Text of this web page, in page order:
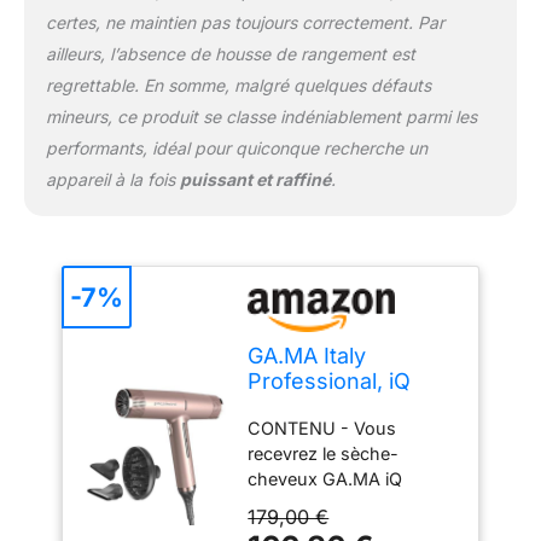
les réglages favoris.
GA.MA ITALY
PROFESSIONAL -
Fondée en 1969 par
Mario Gardini près de
synonyme d'innovation.
Elle a révolutionné la
monde, s'imposant
comme une référence
dans l'industrie de la
beauté.
certes, ne maintien pas toujours correctement. Par
ailleurs, l’absence de housse de rangement est
regrettable. En somme, malgré quelques défauts
mineurs, ce produit se classe indéniablement parmi les
performants, idéal pour quiconque recherche un
appareil à la fois puissant et raffiné.
GA.MA Italy
Professional, iQ
sèche-cheveux
ultraléger avec
moteur intelligent
sans balais,
technologie Oxy-
CONTENU - Vous
recevrez le sèche-
cheveux GA.MA iQ
Rose. Pesant seulement
179,00 €
-7%